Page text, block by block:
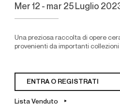
mer 12 - mar 25 Luglio
Una preziosa raccolta di opere
provenienti da importanti collezioni
ENTRA O REGISTRATI
Lista Venduto